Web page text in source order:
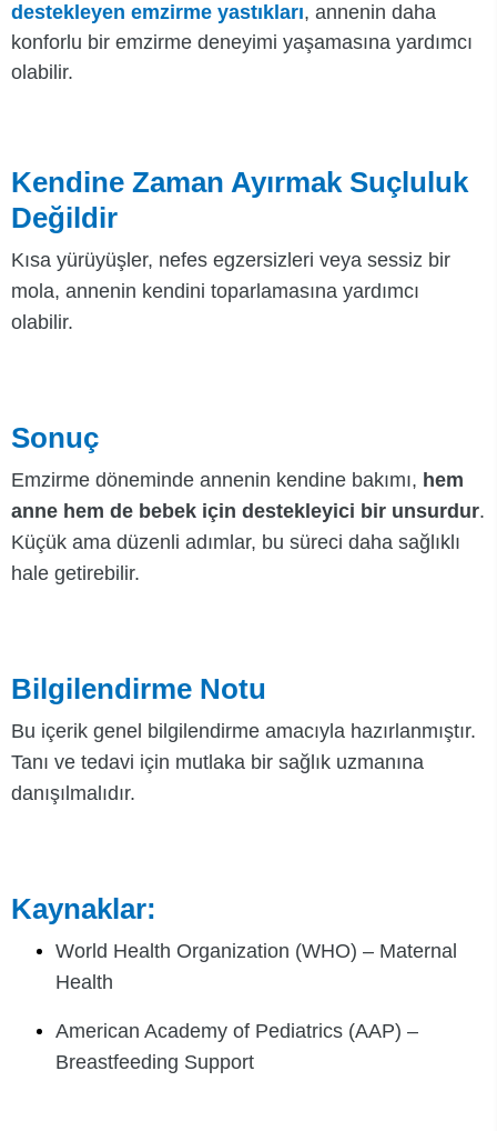
destekleyen emzirme yastıkları, annenin daha
konforlu bir emzirme deneyimi yaşamasına yardımcı
olabilir.
Kendine Zaman Ayırmak Suçluluk
Değildir
Kısa yürüyüşler, nefes egzersizleri veya sessiz bir
mola, annenin kendini toparlamasına yardımcı
olabilir.
Sonuç
Emzirme döneminde annenin kendine bakımı, hem
anne hem de bebek için destekleyici bir unsurdur.
Küçük ama düzenli adımlar, bu süreci daha sağlıklı
hale getirebilir.
Bilgilendirme Notu
Bu içerik genel bilgilendirme amacıyla hazırlanmıştır.
Tanı ve tedavi için mutlaka bir sağlık uzmanına
danışılmalıdır.
Kaynaklar:
World Health Organization (WHO) – Maternal
Health
American Academy of Pediatrics (AAP) –
Breastfeeding Support